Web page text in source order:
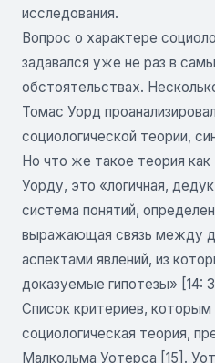
исследования.
Вопрос о характере
задавался уже не раз в
обстоятельствах.
Томас Уорд
социологической теории,
Но что же такое теория как
Уорду, это «логичная,
система понятий,
выражающая связь между
аспектами явлений, из
доказуемые гипотезы» [14:
Список критериев,
социологическая теория,
Малкольма Уотерса [15].